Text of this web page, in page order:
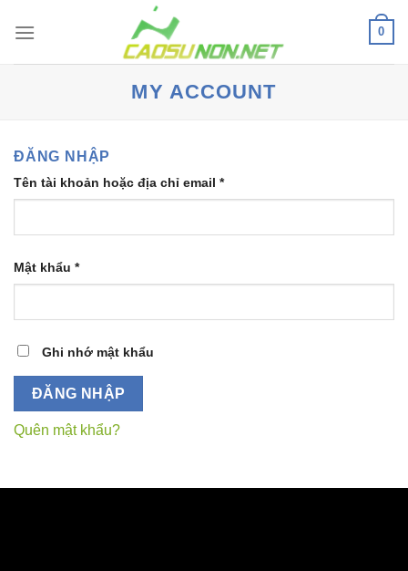
qua
0
MY ACCOUNT
ĐĂNG NHẬP
Tên tài khoản hoặc địa chỉ email *Bắt
buộc
Mật khẩu *Bắt
buộc
Ghi nhớ mật khẩu
ĐĂNG NHẬP
Quên mật khẩu?